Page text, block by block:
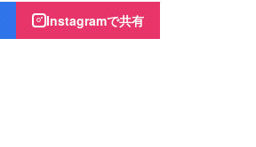
Instagramで共有